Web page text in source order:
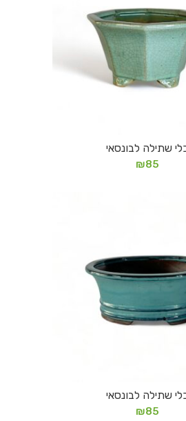
הוספה לסל
שתילה לבונסאי
₪85
הוספה לסל
שתילה לבונסאי
₪85